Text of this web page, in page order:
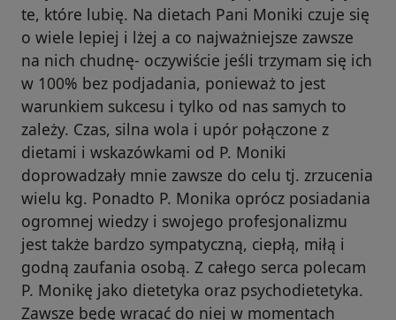
te, które lubię. Na dietach Pani Moniki czuje się
o wiele lepiej i lżej a co najważniejsze zawsze
na nich chudnę- oczywiście jeśli trzymam się ich
w 100% bez podjadania, ponieważ to jest
warunkiem sukcesu i tylko od nas samych to
zależy. Czas, silna wola i upór połączone z
dietami i wskazówkami od P. Moniki
doprowadzały mnie zawsze do celu tj. zrzucenia
wielu kg. Ponadto P. Monika oprócz posiadania
ogromnej wiedzy i swojego profesjonalizmu
jest także bardzo sympatyczną, ciepłą, miłą i
godną zaufania osobą. Z całego serca polecam
P. Monikę jako dietetyka oraz psychodietetyka.
Zawsze będę wracać do niej w momentach